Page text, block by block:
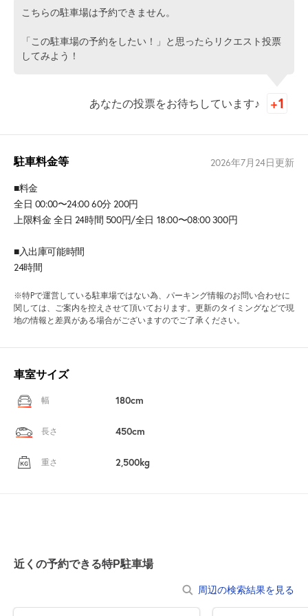
こちらの駐車場は予約できません。
「この駐車場の予約をしたい！」と思ったらリクエスト投票
してみよう！
あなたの投票をお待ちしています♪
駐車料金等 2026年7月24日更新
■料金
全日 00:00〜24:00 60分 200円
上限料金 全日 24時間 500円/全日 18:00〜08:00 300円
■入出庫可能時間
24時間
※特Pで運営している駐車場ではない為、パーキング情報のお問い合わせに
関しては、ご案内を控えさせて頂いております。更新のタイミングなどで現
地の情報と差異がある場合がございますのでご了承ください。
車室サイズ
幅 180cm
長さ 450cm
重さ 2,500kg
近くの予約できる特P駐車場
周辺の検索結果を見る